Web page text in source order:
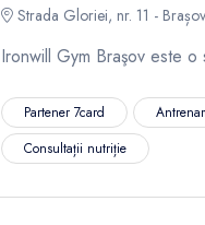
Strada Gloriei, nr. 11 - Brașov
Ironwill Gym Braşov este
Partener 7card
Consultații nutriție